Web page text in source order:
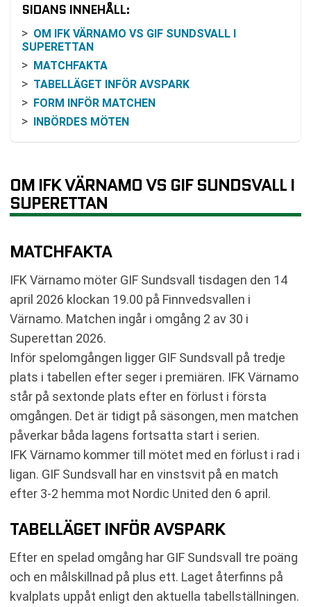
SIDANS INNEHÅLL:
OM IFK VÄRNAMO VS GIF SUNDSVALL I
SUPERETTAN
MATCHFAKTA
TABELLÄGET INFÖR AVSPARK
FORM INFÖR MATCHEN
INBÖRDES MÖTEN
HISTORIK OCH SAMMANHANG
SÅ KAN DU FÖLJA MATCHEN
SPELPROGRAMMET EFTER MÖTET
SUNDSVALL
SENASTE RESULTAT GIF SUNDSVALL
RESULTAT INBÖRDES MÖTEN
TABELL
KOMMANDE MATCHER IFK VÄRNAMO
KOMMANDE MATCHER GIF SUNDSVALL
RELATERADE NYHETER
OM IFK VÄRNAMO VS GIF SUNDSVALL I
SUPERETTAN
MATCHFAKTA
IFK Värnamo möter GIF Sundsvall tisdagen den 14
april 2026 klockan 19.00 på Finnvedsvallen i
Värnamo. Matchen ingår i omgång 2 av 30 i
Superettan 2026.
Inför spelomgången ligger GIF Sundsvall på tredje
plats i tabellen efter seger i premiären. IFK Värnamo
står på sextonde plats efter en förlust i första
omgången. Det är tidigt på säsongen, men matchen
påverkar båda lagens fortsatta start i serien.
IFK Värnamo kommer till mötet med en förlust i rad i
ligan. GIF Sundsvall har en vinstsvit på en match
efter 3-2 hemma mot Nordic United den 6 april.
TABELLÄGET INFÖR AVSPARK
Efter en spelad omgång har GIF Sundsvall tre poäng
och en målskillnad på plus ett. Laget återfinns på
kvalplats uppåt enligt den aktuella tabellställningen.